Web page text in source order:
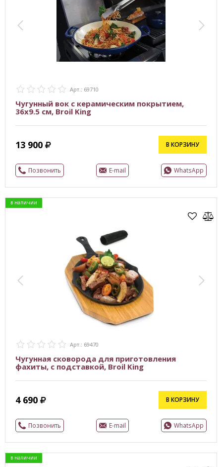
Арт.: 69710
Чугунный вок с керамическим покрытием,
36х9.5 см, Broil King
13 900 В КОРЗИНУ
Позвонить E-mail WhatsApp
в наличии
Арт.: 69470
Чугунная сковорода для приготовления
фахиты, с подставкой, Broil King
4 690 В КОРЗИНУ
Позвонить E-mail WhatsApp
в наличии